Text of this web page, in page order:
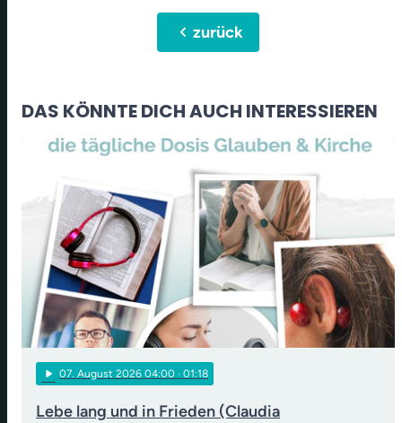
chevron_leftzurück
DAS KÖNNTE DICH AUCH INTERESSIEREN
play_arrow 07. August 2026 04:00 · 01:18
Lebe lang und in Frieden (Claudia